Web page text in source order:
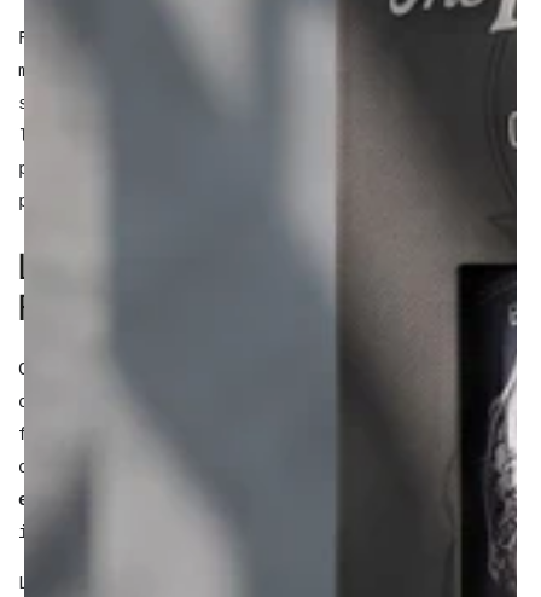
Facile à coiffer et adaptable à toutes les
morphologies, cette coupe courte offre un
style soigné sans effort. Que vous visiez un
look classique ou plus audacieux, découvrez
pourquoi la French Crop est le choix idéal
pour une coiffure tendance et intemporelle.
LES ATOUTS INCONTOURNABLES DE LA
FRENCH CROP
Cette coupe de cheveux se caractérise par des
cheveux plus longs sur le dessus, formant une
frange stylée, contrastant avec des côtés
courts et structurés. Son
aspect contemporain
et soigné
en fait une valeur sûre pour un look
impeccable au quotidien.
L’un des principaux avantages de la French